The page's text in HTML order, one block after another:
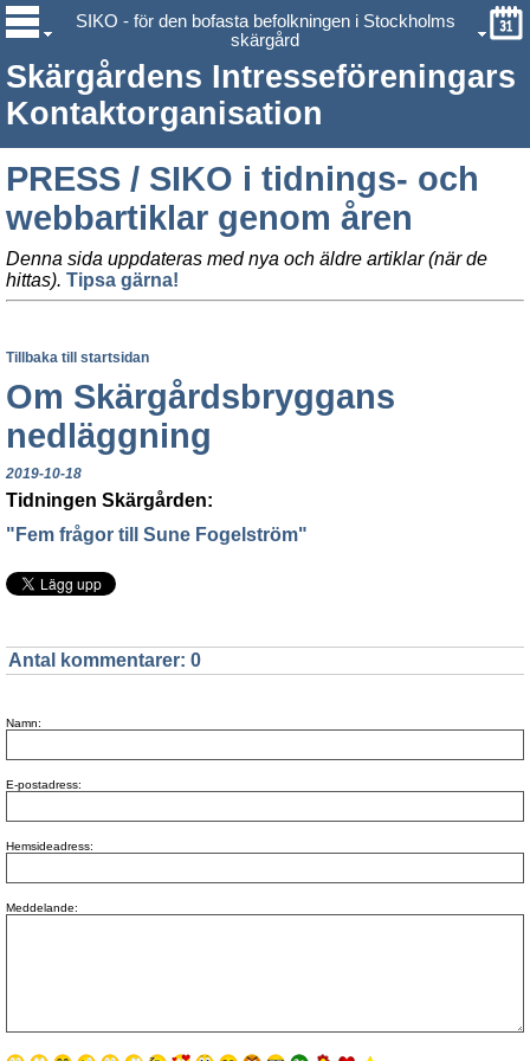
Skärgårdens Intresseföreningars
Kontaktorganisation
SIKO - för den bofasta befolkningen i Stockholms
skärgård
PRESS / SIKO i tidnings- och
webbartiklar genom åren
Denna sida uppdateras med nya och äldre artiklar (när de
hittas). Tipsa gärna!
Tillbaka till startsidan
Om Skärgårdsbryggans
nedläggning
2019-10-18
Tidningen Skärgården:
"Fem frågor till Sune Fogelström"
Antal kommentarer: 0
Namn:
E-postadress:
Hemsideadress:
Meddelande: